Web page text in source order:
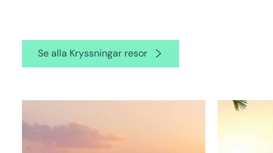
Se alla Kryssningar resor